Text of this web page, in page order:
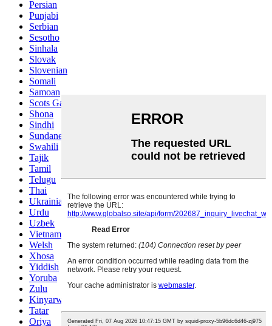
Persian
Punjabi
Serbian
Sesotho
Sinhala
Slovak
Slovenian
Somali
Samoan
Scots Gaelic
Shona
Sindhi
Sundanese
Swahili
Tajik
Tamil
Telugu
Thai
Ukrainian
Urdu
Uzbek
Vietnamese
Welsh
Xhosa
Yiddish
Yoruba
Zulu
Kinyarwanda
Tatar
Oriya